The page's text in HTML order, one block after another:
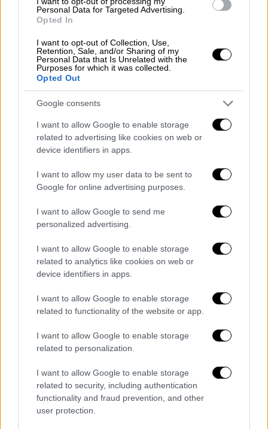
Personal Data for Targeted Advertising.
Opted In
I want to opt-out of Collection, Use,
Retention, Sale, and/or Sharing of my
Personal Data that Is Unrelated with the
Purposes for which it was collected.
Opted Out
Google consents
I want to allow Google to enable storage
related to advertising like cookies on web or
device identifiers in apps.
I want to allow my user data to be sent to
Google for online advertising purposes.
I want to allow Google to send me
personalized advertising.
I want to allow Google to enable storage
related to analytics like cookies on web or
device identifiers in apps.
I want to allow Google to enable storage
related to functionality of the website or app.
I want to allow Google to enable storage
related to personalization.
I want to allow Google to enable storage
related to security, including authentication
functionality and fraud prevention, and other
user protection.
Lauren Sanchez, a journalist, author
and helicopter pilot.
Read more:https://t.co/t6nxL4h2kw
pic.twitter.com/tIyE3Zwhj9
— ABC News (@ABC)
June 26, 2025
Το ζευγάρι έφτασε το απόγευμα της
Τετάρτης (25/06) στη Βενετία και
αποβιβάστηκε στο πολυτελές ξενοδοχείο
Aman Venice, το οποίοθα αποτελέσει και
την κύρια βάση τους για τους τριήμερους
. Ο Μπέζος και η Σάντσεζ,
χαμογελαστοί και κομψοί, υποδέχθηκαν
στην ιδιωτική προβλήτα του ξενοδοχείου.
Το κόστος του γάμουεκτιμάται μεταξύ 40
, σύμφωνα με τον
πρόεδρο της περιφέρειας Βένετο, Λούκα
να συνοδεύσει τον γάμο με μεγάλες
φιλανθρωπικές δωρεές, μεταξύ των οποίων
1 εκατομμύριο ευρώ στην επιστημονική
κοινοπραξία Corila, που μελετά το
οικοσύστημα της λιμνοθάλασσας της
Βενετίας.